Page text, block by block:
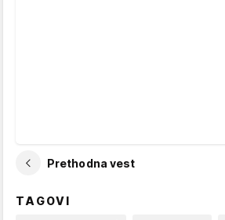
Prethodna vest
TAGOVI